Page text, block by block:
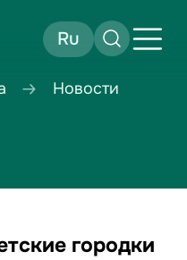
Ru
Новости
городки